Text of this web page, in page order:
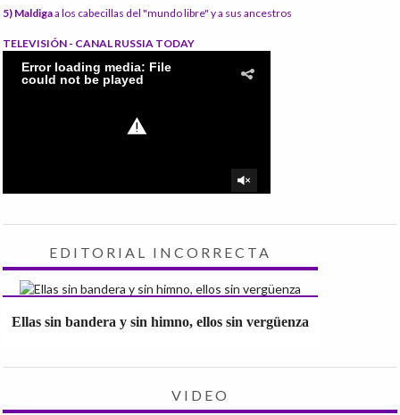
5) Maldigaa los cabecillas del "mundo libre" y a sus ancestros
TELEVISIÓN - CANAL RUSSIA TODAY
EDITORIAL INCORRECTA
Ellas sin bandera y sin himno, ellos sin vergüenza
VIDEO